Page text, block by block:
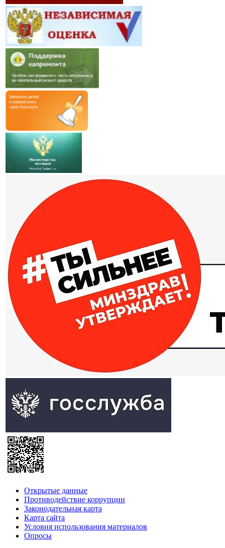
Открытые данные
Противодействие коррупции
Законодательная карта
Карта сайта
Условия использования материалов
Опросы